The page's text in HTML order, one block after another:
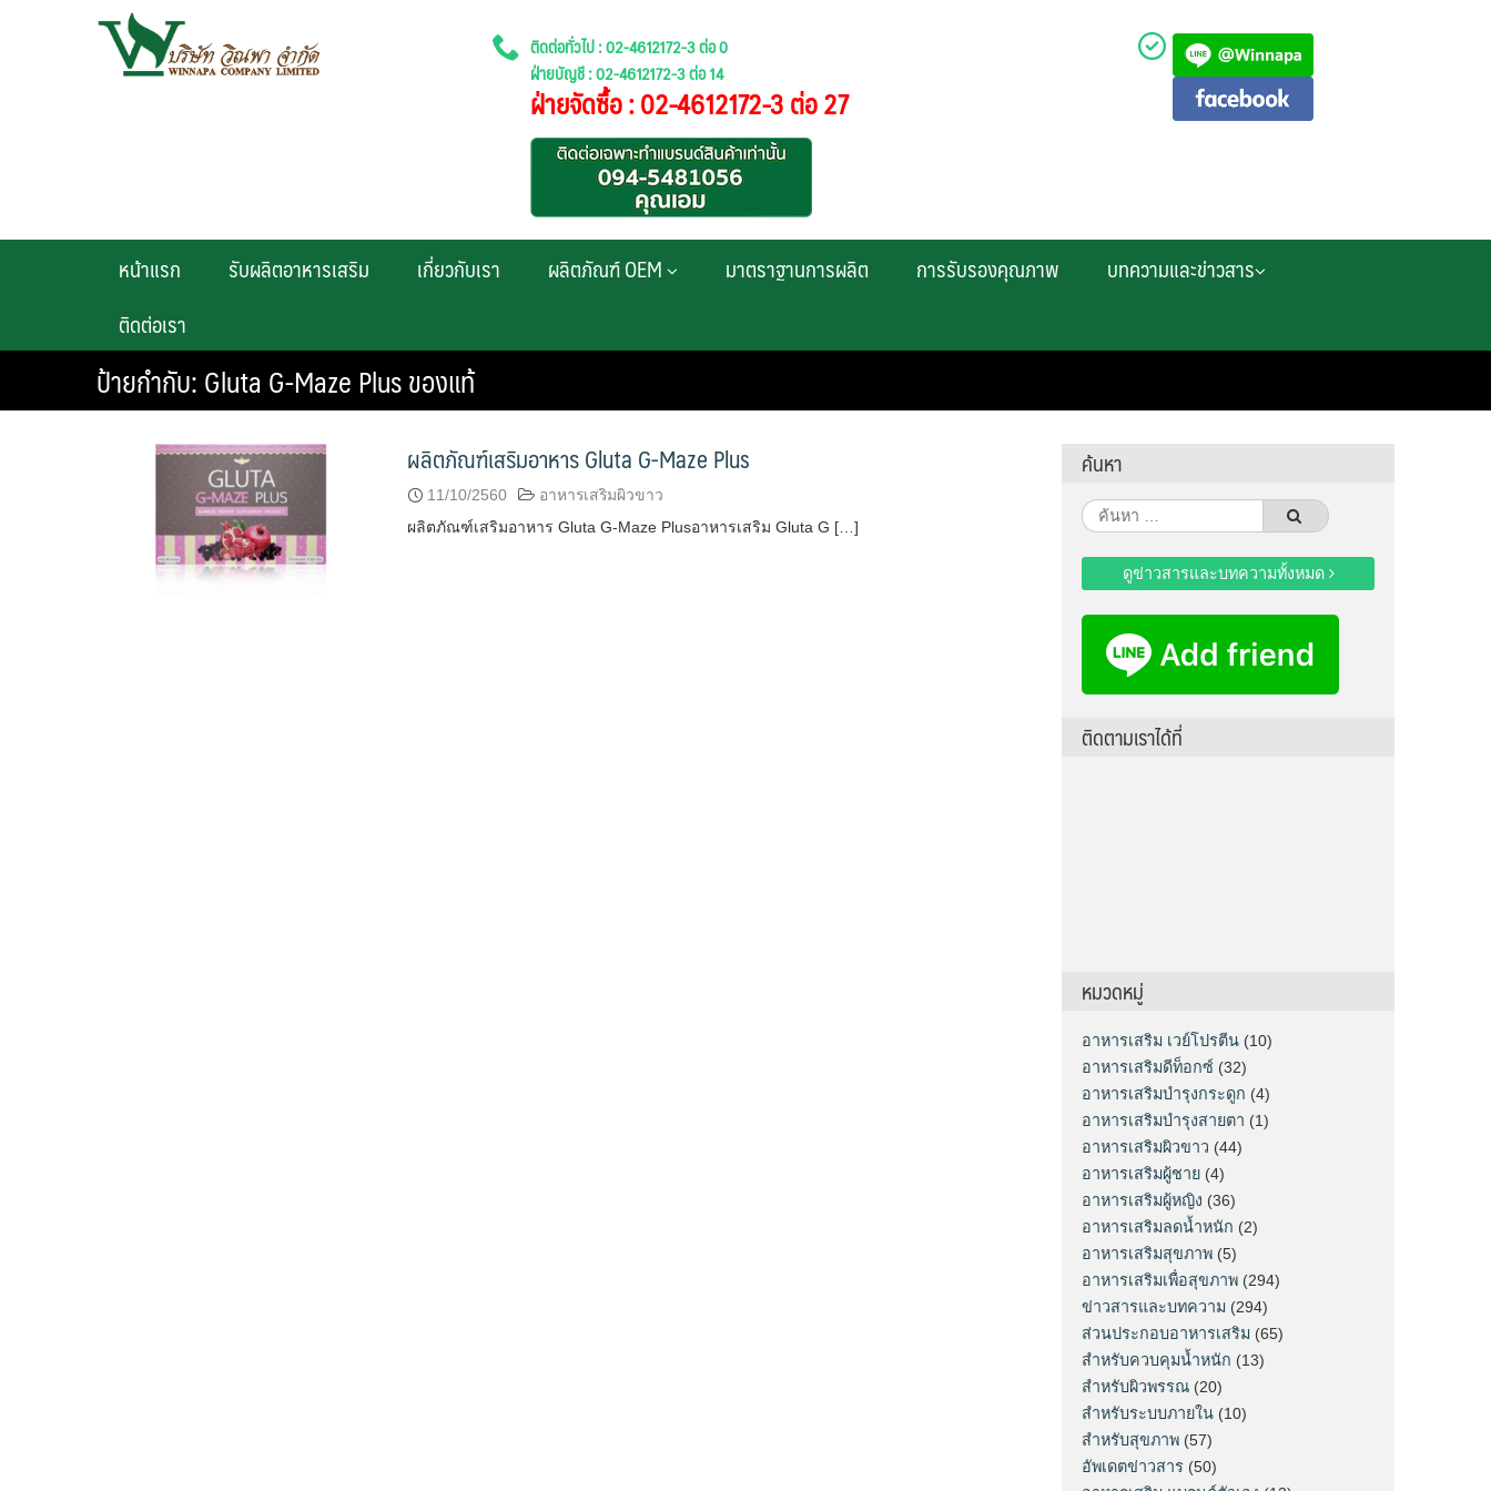
ติดต่อทั่วไป : 02-4612172-3 ต่อ 0
ฝ่ายบัญชี : 02-4612172-3 ต่อ 14
ฝ่ายจัดซื้อ : 02-4612172-3 ต่อ 27
หน้าแรก รับผลิตอาหารเสริม เกี่ยวกับเรา ผลิตภัณฑ์ OEM มาตราฐานการผลิต การรับรองคุณภาพ
บทความและข่าวสาร
ติดต่อเรา
ป้ายกำกับ:Gluta G-Maze Plus ของแท้
ผลิตภัณฑ์เสริมอาหาร Gluta G-Maze Plus
11/10/2560
อาหารเสริมผิวขาว
ผลิตภัณฑ์เสริมอาหาร Gluta G-Maze Plusอาหารเสริม Gluta G […]
ค้นหา
ค้นหา
สำหรับ:
ดูข่าวสารและบทความทั้งหมด
ติดตามเราได้ที่
หมวดหมู่
อาหารเสริม เวย์โปรตีน (10)
อาหารเสริมดีท็อกซ์ (32)
อาหารเสริมบำรุงกระดูก (4)
อาหารเสริมบำรุงสายตา (1)
อาหารเสริมผิวขาว (44)
อาหารเสริมผู้ชาย (4)
อาหารเสริมผู้หญิง (36)
อาหารเสริมลดน้ำหนัก (2)
อาหารเสริมสุขภาพ (5)
อาหารเสริมเพื่อสุขภาพ (294)
ข่าวสารและบทความ (294)
ส่วนประกอบอาหารเสริม (65)
สำหรับควบคุมน้ำหนัก (13)
สำหรับผิวพรรณ (20)
สำหรับระบบภายใน (10)
สำหรับสุขภาพ (57)
อัพเดตข่าวสาร (50)